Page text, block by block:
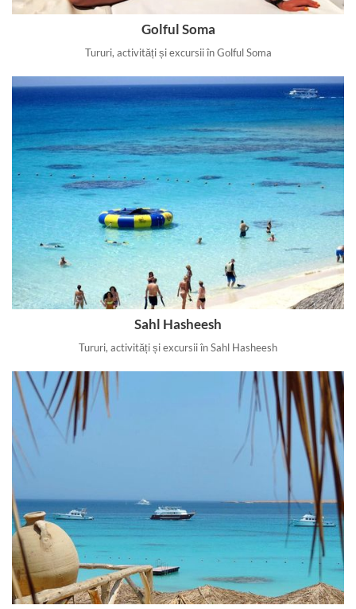
Golful Soma
Tururi, activități și excursii în Golful Soma
Sahl Hasheesh
Tururi, activități și excursii în Sahl Hasheesh